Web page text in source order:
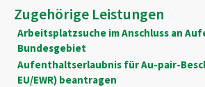
Zugehörige Leistungen
Arbeitsplatzsuche im Anschluss an
Bundesgebiet
Aufenthaltserlaubnis für Au-pair-
EU/EWR) beantragen